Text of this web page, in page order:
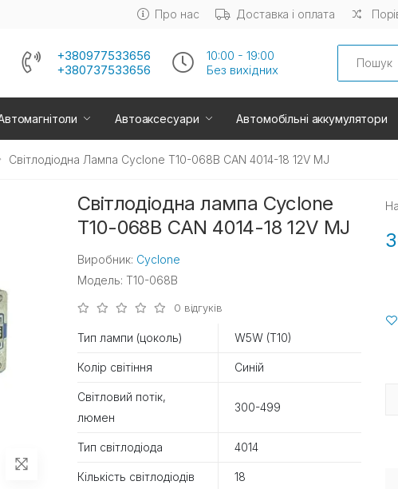
Про нас Доставка і оплата
+380977533656
+380737533656
10:00 - 19:00
Без вихiдних
Search
Автоаксесуари Автомобільні аккумулятори
Світлодіодна Лампа Cyclone T10-068B CAN 4014-18 12V MJ
Світлодіодна лампа Cyclone
T10-068B CAN 4014-18 12V MJ
Виробник: Cyclone
Модель: T10-068B
0 відгуків
Тип лампи (цоколь) W5W (T10)
Колір світіння Синій
Світловий потік,
люмен
300-499
Тип світлодіода 4014
Кількість світлодіодів 18